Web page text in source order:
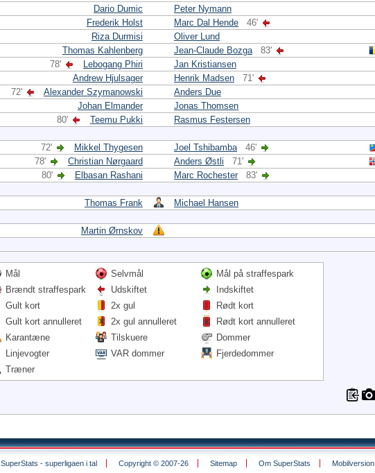
Dario Dumic
Peter Nymann
Frederik Holst
Marc Dal Hende
46'
Riza Durmisi
Oliver Lund
Thomas Kahlenberg
Jean-Claude Bozga
83'
78'
Lebogang Phiri
Jan Kristiansen
Andrew Hjulsager
Henrik Madsen
71'
72'
Alexander Szymanowski
Anders Due
Johan Elmander
Jonas Thomsen
80'
Teemu Pukki Rasmus Festersen
72' Mikkel Thygesen Joel Tshibamba
46'
78'
Christian Nørgaard Anders Østli
71'
80'
Elbasan Rashani Marc Rochester 83'
Thomas Frank Michael Hansen
Martin Ørnskov
Mål Selvmål
Mål på straffespark
Brændt straffespark
Udskiftet
Indskiftet
Gult kort
2x gul
Rødt kort
Gult kort annulleret
2x gul annulleret
Rødt kort annulleret
Karantæne
Tilskuere
Dommer
Linjevogter
VAR dommer
Fjerdedommer
Træner
SuperStats - superligaen i tal Copyright © 2007-26 Sitemap Om SuperStats Mobilversion